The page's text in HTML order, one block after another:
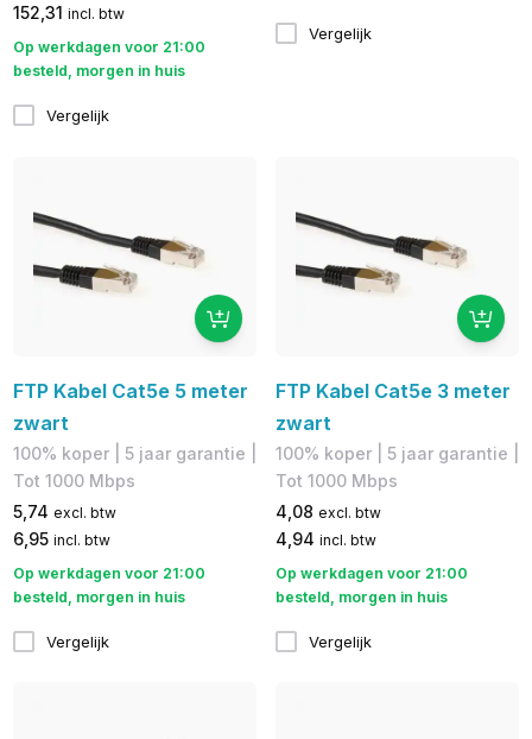
152,31 incl. btw
Op werkdagen voor 21:00
besteld, morgen in huis
Vergelijk
Vergelijk
FTP Kabel Cat5e 5 meter
zwart
100% koper​ | 5 jaar garantie |
​Tot 1000 Mbps
5,74 excl. btw
6,95 incl. btw
Op werkdagen voor 21:00
besteld, morgen in huis
Vergelijk
FTP Kabel Cat5e 3 meter
zwart
100% koper​ | 5 jaar garantie |
Tot 1000 Mbps
4,08 excl. btw
4,94 incl. btw
Op werkdagen voor 21:00
besteld, morgen in huis
Vergelijk